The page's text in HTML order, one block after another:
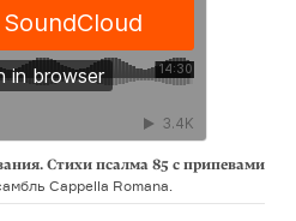
Стихи псалма 85 с припевами
Cappella Romana.